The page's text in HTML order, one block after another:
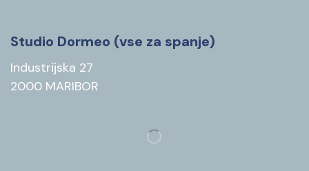
Studio Dormeo (vse za spanje)
Industrijska 27
2000 MARIBOR